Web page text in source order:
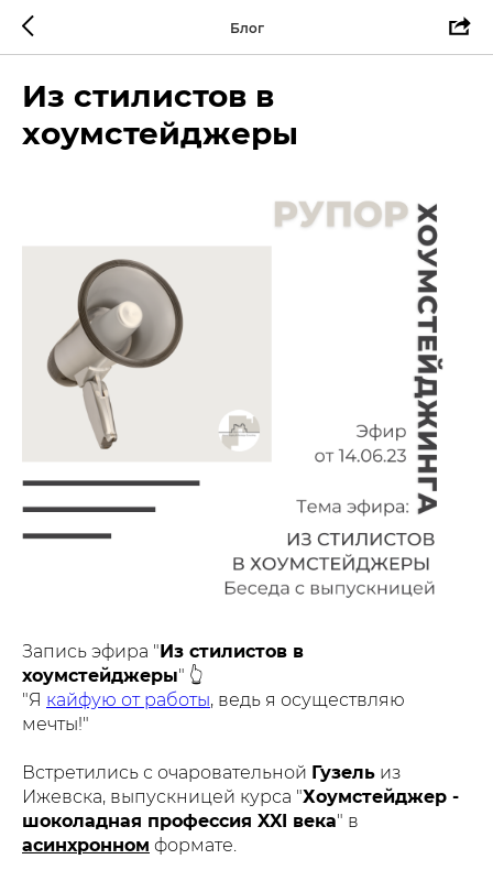
Блог
Из стилистов в
хоумстейджеры
Запись эфира "Из стилистов в
хоумстейджеры" 👆
"Я кайфую от работы, ведь я осуществляю
мечты!"
Встретились с очаровательной Гузель из
Ижевска, выпускницей курса "Хоумстейджер -
шоколадная профессия XXI века" в
асинхронном формате.